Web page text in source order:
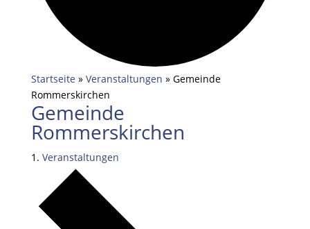
Startseite » Veranstaltungen » Gemeinde
Rommerskirchen
Gemeinde
Rommerskirchen
Veranstaltungen